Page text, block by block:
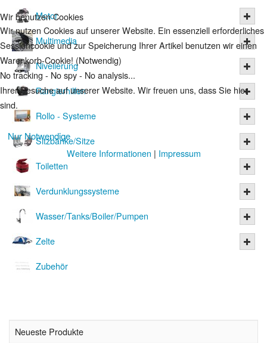
Motor
Multimedia
Nivelierung
Rangierhilfen
Rollo - Systeme
Sitzbänke/Sitze
Toiletten
Verdunklungssysteme
Wasser/Tanks/Boiler/Pumpen
Zelte
Zubehör
Neueste Produkte
Wir benutzen Cookies
Wir nutzen Cookies auf unserer Website. Ein essenziell erforderliches
Sessioncookie und zur Speicherung Ihrer Artikel benutzen wir einen
Warenkorb-Cookie! (Notwendig)
No tracking - No spy - No analysis...
Ihrer Besuche auf unserer Website. Wir freuen uns, dass Sie hier
sind.
Nur Notwendige
Weitere Informationen | Impressum